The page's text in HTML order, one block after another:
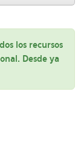
los recursos
Desde ya